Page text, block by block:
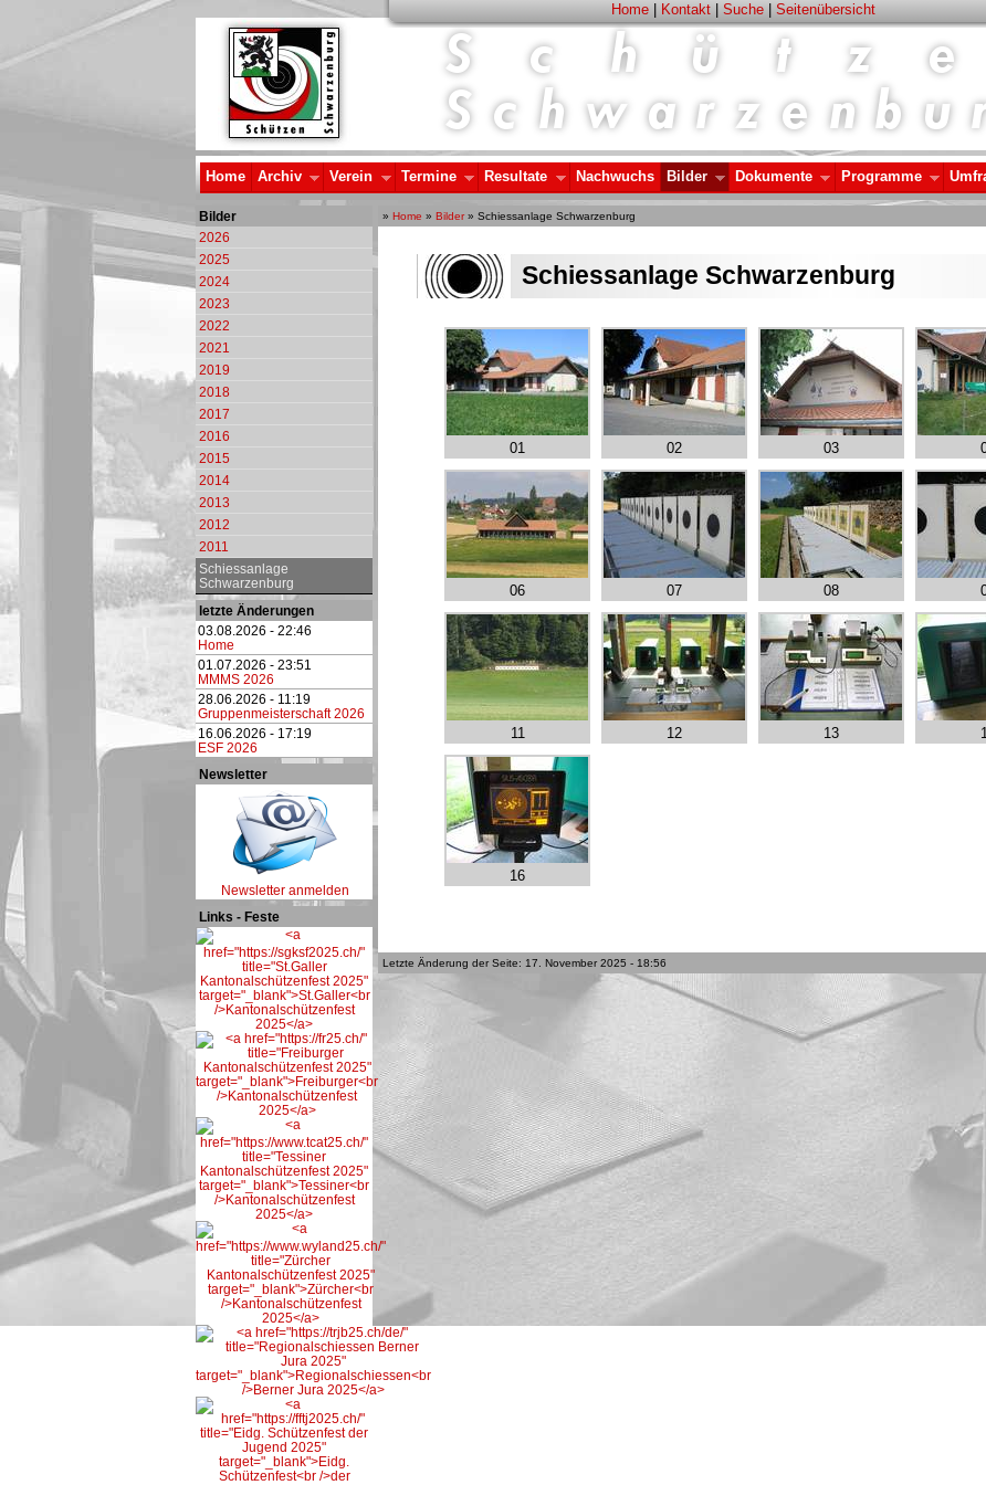
Home| Kontakt| Suche| Seitenübersicht
Home Archiv Verein Termine Resultate Nachwuchs Bilder Dokumente Programme
Bilder
2026
2025
2024
2023
2022
2021
2019
2018
2017
2016
2015
2014
2013
2012
2011
Schiessanlage
Schwarzenburg
letzte Änderungen
03.08.2026 - 22:46
Home
01.07.2026 - 23:51
MMMS 2026
28.06.2026 - 11:19
Gruppenmeisterschaft 2026
16.06.2026 - 17:19
ESF 2026
Newsletter
Newsletter anmelden
Links - Feste
» Home » Bilder» Schiessanlage Schwarzenburg
Schiessanlage Schwarzenburg
01 02 03
06 07 08
11 12 13
16
Letzte Änderung der Seite: 17. November 2025 - 18:56